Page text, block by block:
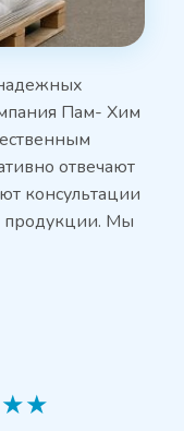
Пам- Хим
отвечают
консультации
продукции. Мы
★★